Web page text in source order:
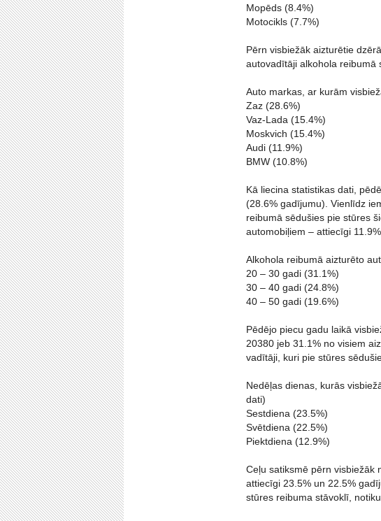
Mopēds (8.4%)
Motocikls (7.7%)
Pērn visbiežāk aizturētie
autovadītāji alkohola reibumā
Auto markas, ar kurām
Zaz (28.6%)
Vaz-Lada (15.4%)
Moskvich (15.4%)
Audi (11.9%)
BMW (10.8%)
Kā liecina statistikas dati,
(28.6% gadījumu). Vienlīdz
reibumā sēdušies pie stūres
automobiļiem – attiecīgi
Alkohola reibumā aizturēto
20 – 30 gadi (31.1%)
30 – 40 gadi (24.8%)
40 – 50 gadi (19.6%)
Pēdējo piecu gadu laikā
20380 jeb 31.1% no visiem
vadītāji, kuri pie stūres
Nedēļas dienas, kurās
dati)
Sestdiena (23.5%)
Svētdiena (22.5%)
Piektdiena (12.9%)
Ceļu satiksmē pērn visbiežāk
attiecīgi 23.5% un 22.5%
stūres reibuma stāvoklī,